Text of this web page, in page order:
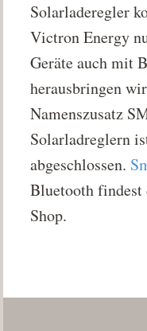
Solarladeregler
Victron Energy
Geräte auch mit
herausbringen
Namenszusatz
Solarladreglern
abgeschlossen.
Bluetooth findest
Shop.